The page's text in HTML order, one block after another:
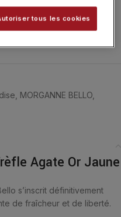
MORGANNE BELLO
Agate Or Jaune
s’inscrit définitivement
de fraîcheur et de liberté.
tous les cookies